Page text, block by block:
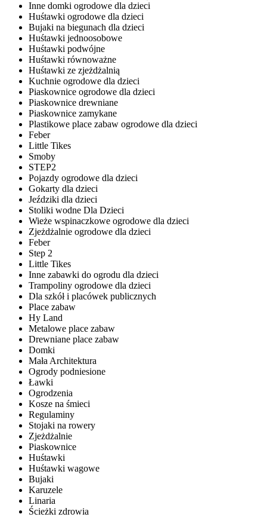
Inne domki ogrodowe dla dzieci
Huśtawki ogrodowe dla dzieci
Bujaki na biegunach dla dzieci
Huśtawki jednoosobowe
Huśtawki podwójne
Huśtawki równoważne
Huśtawki ze zjeżdżalnią
Kuchnie ogrodowe dla dzieci
Piaskownice ogrodowe dla dzieci
Piaskownice drewniane
Piaskownice zamykane
Plastikowe place zabaw ogrodowe dla dzieci
Feber
Little Tikes
Smoby
STEP2
Pojazdy ogrodowe dla dzieci
Gokarty dla dzieci
Jeździki dla dzieci
Stoliki wodne Dla Dzieci
Wieże wspinaczkowe ogrodowe dla dzieci
Zjeżdżalnie ogrodowe dla dzieci
Feber
Step 2
Little Tikes
Inne zabawki do ogrodu dla dzieci
Trampoliny ogrodowe dla dzieci
Dla szkół i placówek publicznych
Place zabaw
Hy Land
Metalowe place zabaw
Drewniane place zabaw
Domki
Mała Architektura
Ogrody podniesione
Ławki
Ogrodzenia
Kosze na śmieci
Regulaminy
Stojaki na rowery
Zjeżdżalnie
Piaskownice
Huśtawki
Huśtawki wagowe
Bujaki
Karuzele
Linaria
Ścieżki zdrowia